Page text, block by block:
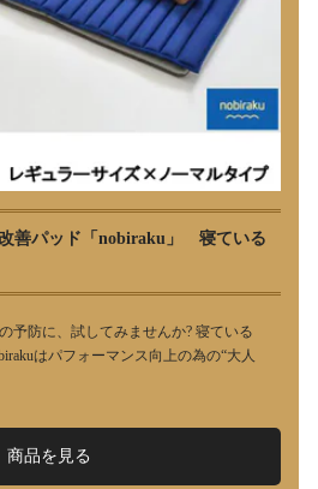
善パッド「nobiraku」 寝ている
予防に、試してみませんか? 寝ている
はパフォーマンス向上の為の“大人
商品を見る